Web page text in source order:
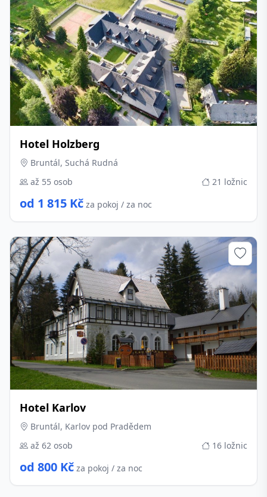
Hotel Holzberg
Bruntál, Suchá Rudná
až 55 osob
21 ložnic
od 1 815 Kč za pokoj / za noc
Hotel Karlov
Bruntál, Karlov pod Pradědem
až 62 osob
16 ložnic
od 800 Kč za pokoj / za noc